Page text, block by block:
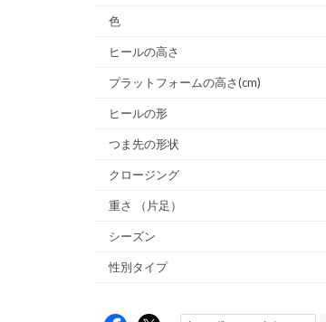
色
ヒールの高さ
プラットフォームの高さ(cm)
ヒールの形
つま先の形状
クロージング
重さ （片足）
シーズン
性別タイプ